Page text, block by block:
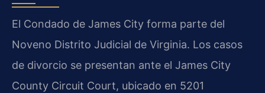
El Condado de James City forma parte del
Noveno Distrito Judicial de Virginia. Los casos
de divorcio se presentan ante el James City
County Circuit Court, ubicado en 5201